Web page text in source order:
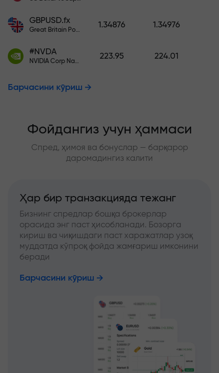
GBPUSD.fx
Great Britain Pound vs US Dollar
1.34876 1.34976
#NVDA
NVIDIA Corp Nasdaq Stock Exchange (Nasdaq) USD
223.95 224.01
Барчасини кўриш
Фойдангиз учун ҳаммаси
Спред, ҳимоя ва бонуслар — барқарор
даромадингиз калити
Ҳар бир транзакцияда тежанг
Бизнинг спредлар бошқа брокерлар
орасида энг паст ҳисобланади. Бозорга
кириш ва чиқишдаги паст харажатлар узоқ
муддатда кўпроқ фойда жамғариш имконини
беради
Барчасини кўриш